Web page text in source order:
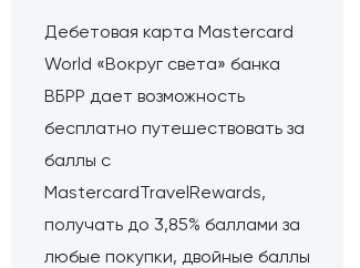
Дебетовая карта Mastercard
World «Вокруг света» банка
ВБРР дает возможность
бесплатно путешествовать за
баллы с
MastercardTravelRewards,
получать до 3,85% баллами за
любые покупки, двойные баллы